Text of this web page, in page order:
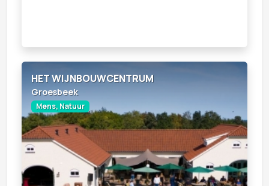
HET WIJNBOUWCENTRUM
Groesbeek
Mens, Natuur